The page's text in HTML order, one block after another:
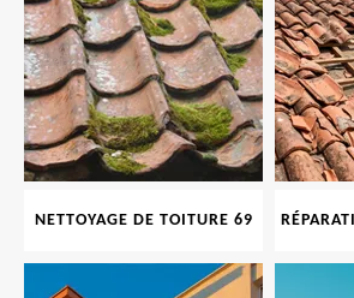
NETTOYAGE DE TOITURE 69